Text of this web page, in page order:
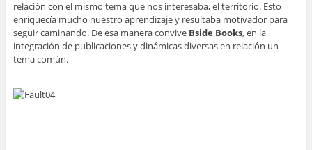
relación con el mismo tema que nos interesaba, el territorio. Esto
enriquecía mucho nuestro aprendizaje y resultaba motivador para
seguir caminando. De esa manera convive Bside Books, en la
integración de publicaciones y dinámicas diversas en relación un
tema común.